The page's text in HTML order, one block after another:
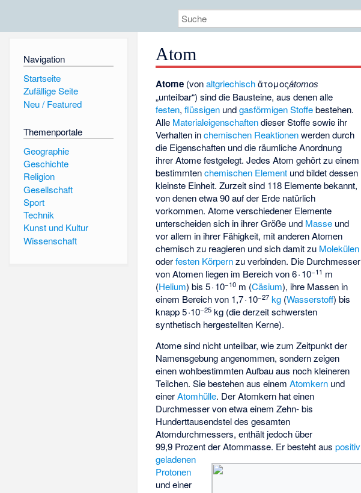
Navigation
Startseite
Zufällige Seite
Neu / Featured
Themenportale
Geographie
Geschichte
Religion
Gesellschaft
Sport
Technik
Kunst und Kultur
Wissenschaft
Atom
Atome (vonaltgriechisch ἄτομοςátomos
„unteilbar“) sind die Bausteine, aus denen alle
festen,flüssigen undgasförmigen Stoffebestehen.
Alle Materialeigenschaftendieser Stoffe sowie ihr
Verhalten inchemischen Reaktionenwerden durch
die Eigenschaften und die räumliche Anordnung
ihrer Atome festgelegt. Jedes Atom gehört zu einem
bestimmtenchemischen Element und bildet dessen
kleinste Einheit. Zurzeit sind 118 Elemente bekannt,
von denen etwa 90 auf der Erde natürlich
vorkommen. Atome verschiedener Elemente
unterscheiden sich in ihrer Größe und Masse und
vor allem in ihrer Fähigkeit, mit anderen Atomen
chemisch zu reagieren und sich damit zu Molekülen
oderfesten Körpernzu verbinden. Die Durchmesser
von Atomen liegen im Bereich von 6 · 10−11 m
(Helium) bis 5 · 10−10 m (Cäsium), ihre Massen in
einem Bereich von 1,7 · 10−27 kg (Wasserstoff) bis
knapp 5 ·10−25 kg (die derzeit schwersten
synthetisch hergestellten Kerne).
Atome sind nicht unteilbar, wie zum Zeitpunkt der
Namensgebung angenommen, sondern zeigen
einen wohlbestimmten Aufbau aus noch kleineren
Teilchen. Sie bestehen aus einemAtomkern und
einerAtomhülle. Der Atomkern hat einen
Durchmesser von etwa einem Zehn- bis
Hunderttausendstel des gesamten
Atomdurchmessers, enthält jedoch über
99,9 Prozent der Atommasse. Er besteht auspositiv
geladenen
Protonen
und einer